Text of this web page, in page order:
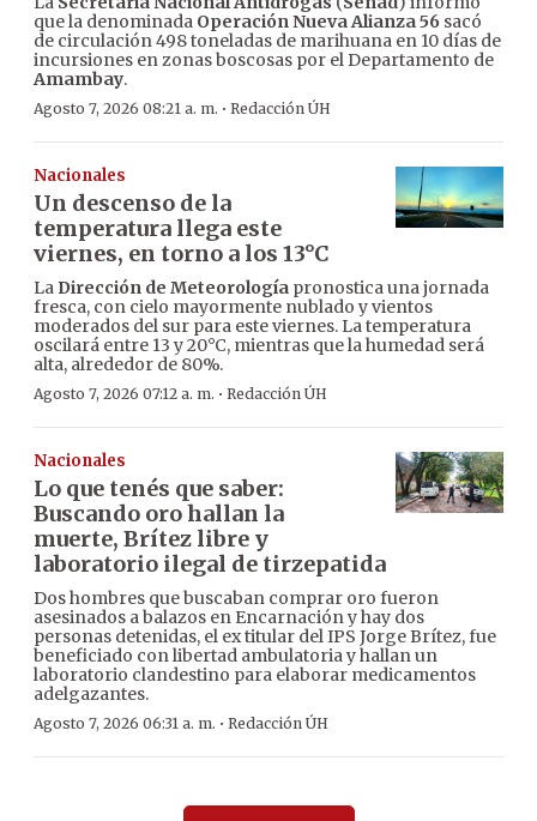
que la denominada Operación Nueva Alianza 56 sacó
de circulación 498 toneladas de marihuana en 10 días de
incursiones en zonas boscosas por el Departamento de
Amambay.
Agosto 7, 2026 08:21 a. m. · Redacción ÚH
Nacionales
Un descenso de la
temperatura llega este
viernes, en torno a los 13°C
La Dirección de Meteorología pronostica una jornada
fresca, con cielo mayormente nublado y vientos
moderados del sur para este viernes. La temperatura
oscilará entre 13 y 20°C, mientras que la humedad será
alta, alrededor de 80%.
Agosto 7, 2026 07:12 a. m. · Redacción ÚH
Nacionales
Lo que tenés que saber:
Buscando oro hallan la
muerte, Brítez libre y
laboratorio ilegal de tirzepatida
Dos hombres que buscaban comprar oro fueron
asesinados a balazos en Encarnación y hay dos
personas detenidas, el ex titular del IPS Jorge Brítez, fue
beneficiado con libertad ambulatoria y hallan un
laboratorio clandestino para elaborar medicamentos
adelgazantes.
Agosto 7, 2026 06:31 a. m. · Redacción ÚH